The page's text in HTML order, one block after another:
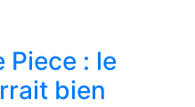
Piece : le
bien